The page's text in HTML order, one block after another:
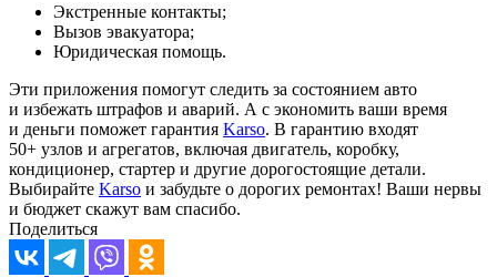
Экстренные контакты;
Вызов эвакуатора;
Юридическая помощь.
Эти приложения помогут следить за состоянием авто
и избежать штрафов и аварий. А с экономить ваши время
и деньги поможет гарантия Karso. В гарантию входят
50+ узлов и агрегатов, включая двигатель, коробку,
кондиционер, стартер и другие дорогостоящие детали.
Выбирайте Karso и забудьте о дорогих ремонтах! Ваши нервы
и бюджет скажут вам спасибо.
Поделиться